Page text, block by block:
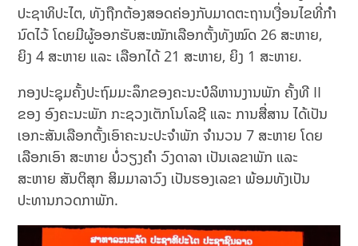
ປະຊາທິປະໄຕ, ທັງຖືກຕ້ອງສອດຄ່ອງກັບມາດຕະຖານເງື່ອນໄຂທີ່ກໍາ
ນົດໄວ້ ໂດຍມີຜູ້ອອກຮັບສະໝັກເລືອກຕັ້ງທັງໝົດ 26 ສະຫາຍ,
ຍິງ 4 ສະຫາຍ ແລະ ເລືອກໄດ້ 21 ສະຫາຍ, ຍິງ 1 ສະຫາຍ.
ກອງປະຊຸມຄັ້ງປະຖົມມະລຶກຂອງຄະນະບໍລິຫານງານພັກ ຄັ້ງທີ II
ຂອງ ອົງຄະນະພັກ ກະຊວງເຕັກໂນໂລຊີ ແລະ ການສື່ສານ ໄດ້ເປັນ
ເອກະສັນເລືອກຕັ້ງເອົາຄະນະປະຈໍາພັກ ຈໍານວນ 7 ສະຫາຍ ໂດຍ
ເລືອກເອົາ ສະຫາຍ ບໍ່ວຽງຄໍາ ວົງດາລາ ເປັນເລຂາພັກ ແລະ
ສະຫາຍ ສັນຕິສຸກ ສິມມາລາວົງ ເປັນຮອງເລຂາ ພ້ອມທັງເປັນ
ປະທານກວດກາພັກ.